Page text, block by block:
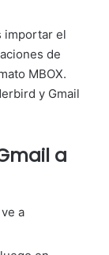
importar el
de
MBOX.
y Gmail
a
a